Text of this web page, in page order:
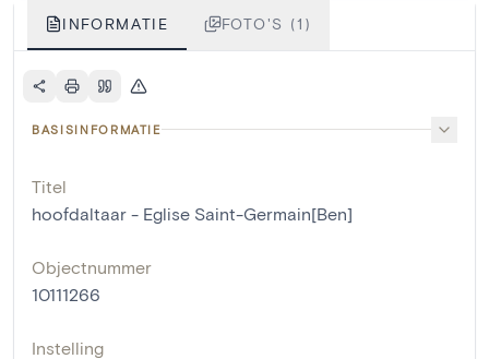
INFORMATIE FOTO'S (1)
BASISINFORMATIE
Titel
hoofdaltaar - Eglise Saint-Germain[Ben]
Objectnummer
10111266
Instelling